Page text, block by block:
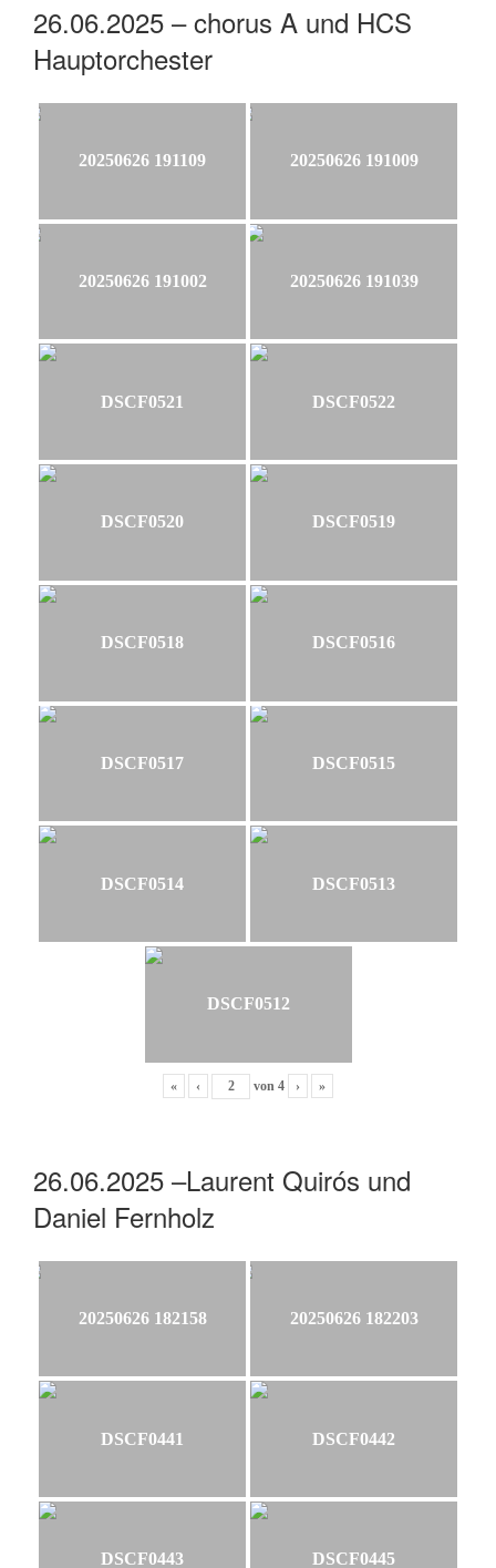
26.06.2025 – chorus A und HCS
Hauptorchester
20250626 191109 20250626 191009
20250626 191002 20250626 191039
DSCF0521 DSCF0522
DSCF0520 DSCF0519
DSCF0518 DSCF0516
DSCF0517 DSCF0515
DSCF0514 DSCF0513
DSCF0512
« ‹ von 4 › »
26.06.2025 –Laurent Quirós und
Daniel Fernholz
20250626 182158 20250626 182203
DSCF0441 DSCF0442
DSCF0443 DSCF0445